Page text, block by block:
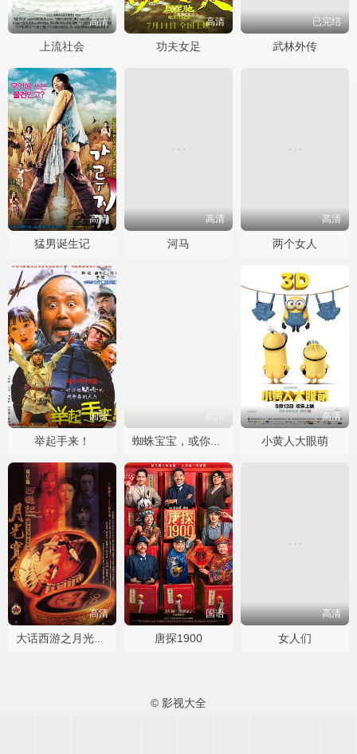
高清
上流社会
高清
功夫女足
已完结
武林外传
高清
猛男诞生记
高清
河马
高清
两个女人
国语
举起手来！ 蜘蛛宝宝，或你所听说过最疯狂的故事
高清
小黄人大眼萌
高清
大话西游之月光宝盒国语
国语
唐探1900
高清
女人们
© 影视大全